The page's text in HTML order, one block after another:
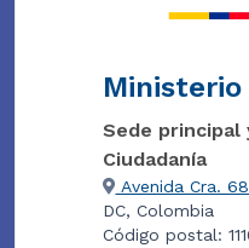
Sede principal
Ciudadanía
Avenida Cra.
DC, Colombia
Código postal: